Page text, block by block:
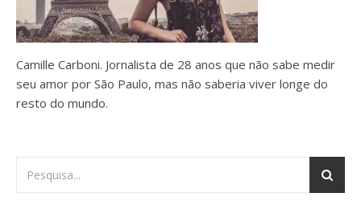
Camille Carboni. Jornalista de 28 anos que não sabe medir
seu amor por São Paulo, mas não saberia viver longe do
resto do mundo.